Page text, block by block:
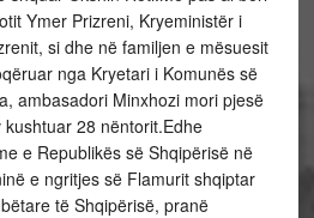
Ymer Prizreni, Kryeministër i
si dhe në familjen e mësuesit
nga Kryetari i Komunës së
ambasadori Minxhozi mori pjesë
28 nëntorit.Edhe
e Republikës së Shqipërisë në
e ngritjes së Flamurit shqiptar
të Shqipërisë, pranë